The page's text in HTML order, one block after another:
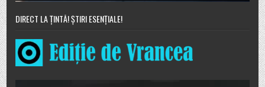
DIRECT LA ȚINTĂ! ȘTIRI ESENȚIALE!